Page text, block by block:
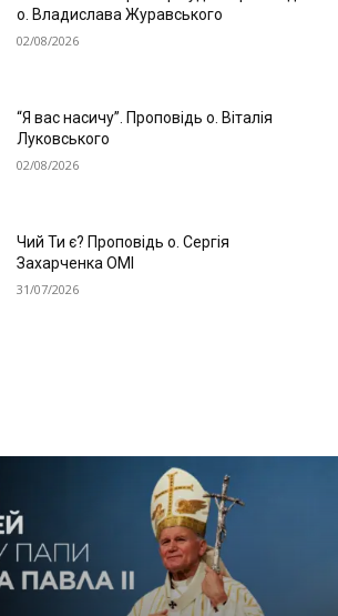
о. Владислава Журавського
02/08/2026
“Я вас насичу”. Проповідь о. Віталія
Луковського
02/08/2026
Чий Ти є? Проповідь о. Сергія
Захарченка ОМІ
31/07/2026